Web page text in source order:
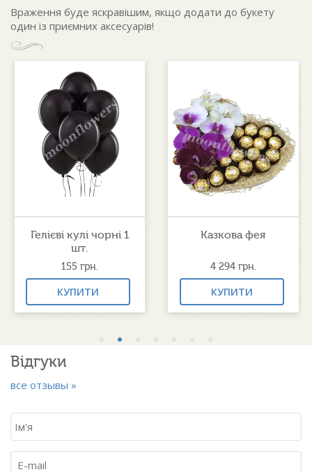
Враження буде яскравішим, якщо додати до букету
один із приємних аксесуарів!
Гелієві кулі чорні 1
шт.
155 грн.
КУПИТИ
Казкова фея
4 294 грн.
КУПИТИ
Відгуки
все отзывы »